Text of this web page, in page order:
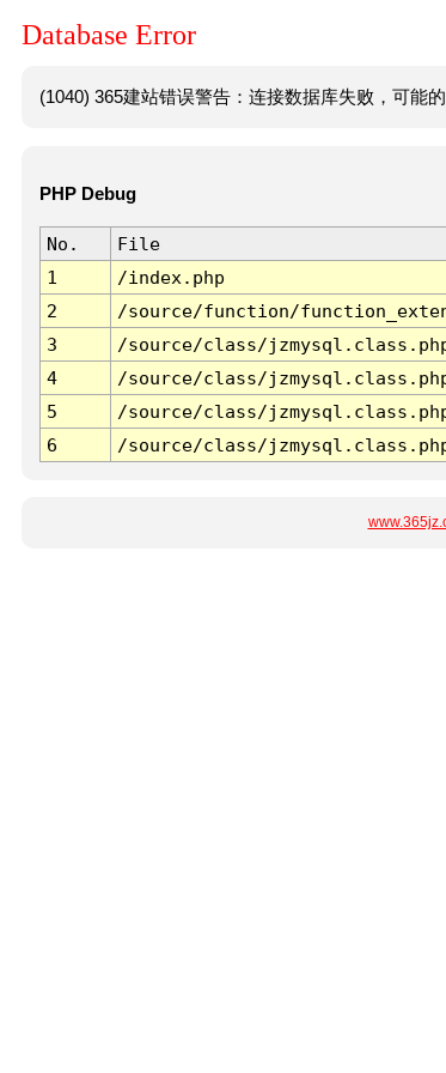
Database Error
(1040) 365建站错误警告：连接数据库失败，可能
PHP Debug
No. File
1
/index.php
2
/source/function/
3
/source/class/
4
/source/class/
5
/source/class/
6
/source/class/